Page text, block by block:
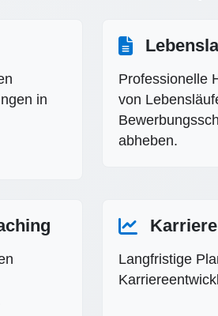
in
Professionelle
von
abheben.
Langfristige